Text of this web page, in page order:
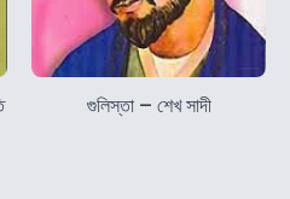
গুলিস্তা – শেখ সাদী